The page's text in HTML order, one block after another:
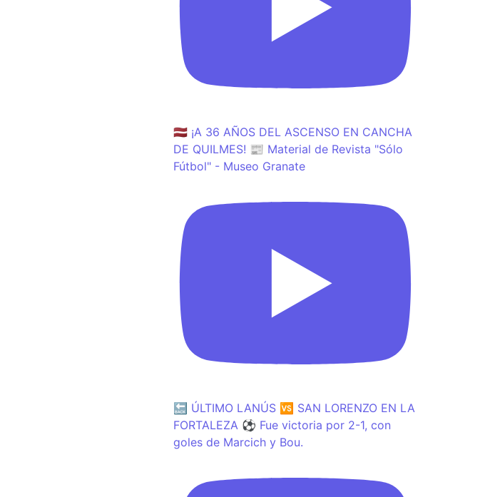
🇱🇻 ¡A 36 AÑOS DEL ASCENSO EN CANCHA
DE QUILMES! 📰 Material de Revista "Sólo
Fútbol" - Museo Granate
🔙 ÚLTIMO LANÚS 🆚 SAN LORENZO EN LA
FORTALEZA ⚽️ Fue victoria por 2-1, con
goles de Marcich y Bou.